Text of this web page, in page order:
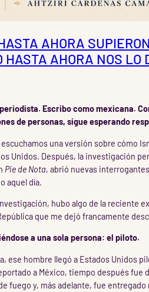
AHORA
HASTA AHORA NOS LO
Escribo como mexicana.
de personas, sigue esperando
una versión sobre cómo
Unidos. Después, la investigación
Pie de Nota, abrió nuevas
aquel día.
hubo algo de la reciente
que me dejó francamente
a una sola persona: el piloto.
ese hombre llegó a Estados Unidos
a México, tiempo después fue
fuego y, más adelante, fue entregado